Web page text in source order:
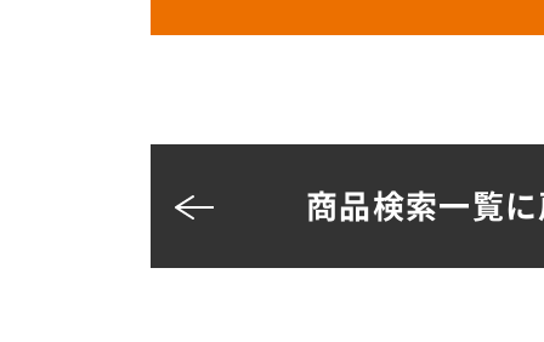
商品検索一覧